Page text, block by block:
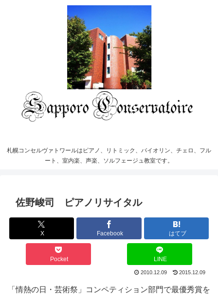
札幌コンセルヴァトワールはピアノ、リトミック、バイオリン、チェロ、フル
ート、室内楽、声楽、ソルフェージュ教室です。
佐野峻司 ピアノリサイタル
X Facebook はてブ
Pocket LINE
2010.12.09 2015.12.09
「情熱の日・芸術祭」コンペティション部門で最優秀賞を